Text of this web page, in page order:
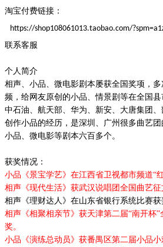
淘宝付费链接：
https://shop108061013.taobao.com/
联系客服
个人简介
相声、小品、微电影剧本屡获全国奖项，
频，给网友原创 的小品、情景剧等在全国
中石油、航天部、华为、新安、大唐集团
创作小品的经历，是深圳、广州很多曲艺
小品、微电影等剧本六百多个。
获奖情况：
小品《景宝学艺》在江西省卫视都市频道“
相声《现代生活》获武汉说唱团全国曲艺征
相声《理财达人》在山东省银行系统比赛获
相声《相聚相亲节》获天津第二届“南开杯
奖。
小品《演练总动员》获番禺区第二届小品小